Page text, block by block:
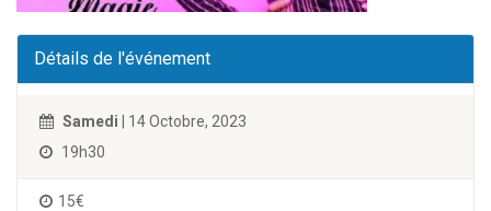
Détails de l'événement
Samedi | 14 Octobre, 2023
19h30
15€